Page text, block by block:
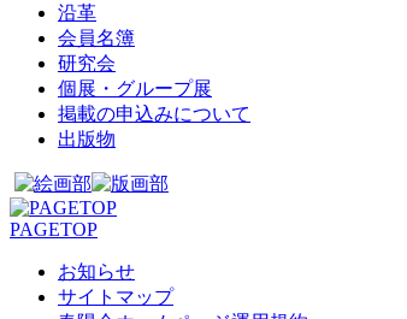
沿革
会員名簿
研究会
個展・グループ展
掲載の申込みについて
出版物
PAGETOP
お知らせ
サイトマップ